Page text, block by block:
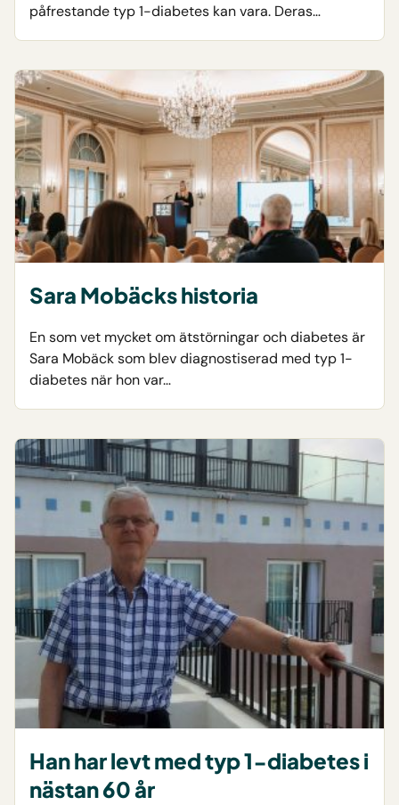
påfrestande typ 1-diabetes kan vara. Deras…
Sara Mobäcks historia
En som vet mycket om ätstörningar och diabetes är
Sara Mobäck som blev diagnostiserad med typ 1-
diabetes när hon var…
Han har levt med typ 1-diabetes i
nästan 60 år